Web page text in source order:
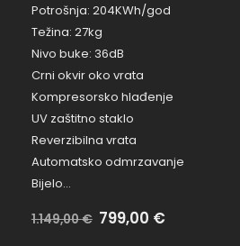
Potrošnja: 204KWh/god
Težina: 27kg
Nivo buke: 36dB
Crni okvir oko vrata
Kompresorsko hlađenje
UV zaštitno staklo
Reverzibilna vrata
Automatsko odmrzavanje
Bijelo…
Bez
1.149,00€ Na
popustu:
799,00 €